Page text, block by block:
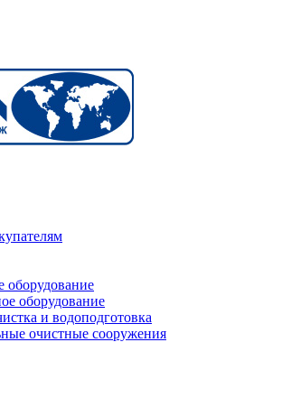
оборудование
оборудование
и водоподготовка
очистные сооружения